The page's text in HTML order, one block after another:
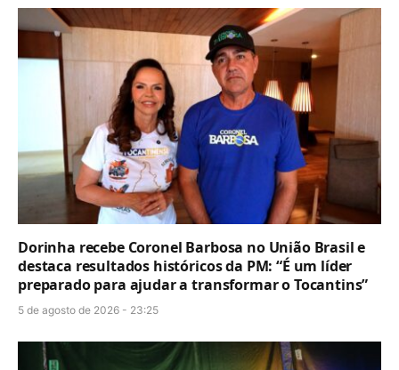
Dorinha recebe Coronel Barbosa no União Brasil e
destaca resultados históricos da PM: “É um líder
preparado para ajudar a transformar o Tocantins”
5 de agosto de 2026 - 23:25